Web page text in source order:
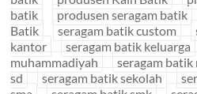
batik
produsen seragam batik
Batik
seragam batik custom
kantor
seragam batik keluarga
muhammadiyah
seragam batik
sd
seragam batik sekolah